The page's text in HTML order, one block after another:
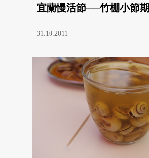
宜蘭慢活節──竹棚小節期
31.10.2011